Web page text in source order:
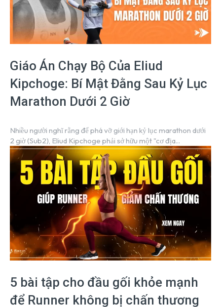
Giáo Án Chạy Bộ Của Eliud
Kipchoge: Bí Mật Đằng Sau Kỷ Lục
Marathon Dưới 2 Giờ
Nhiều người nghĩ rằng để phá vỡ giới hạn kỷ lục marathon dưới
2 giờ (Sub2), Eliud Kipchoge phải sở hữu một "cơ địa...
5 bài tập cho đầu gối khỏe mạnh
để Runner không bị chấn thương